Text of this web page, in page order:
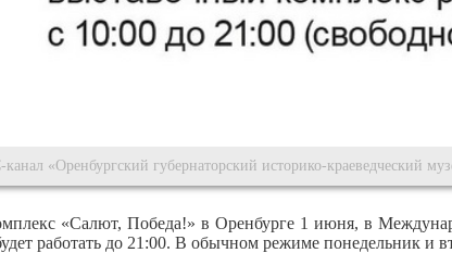
«Оренбургский губернаторский историко-краеведческий
«Салют, Победа!» в Оренбурге 1 июня, в
работать до 21:00. В обычном режиме понедельник и